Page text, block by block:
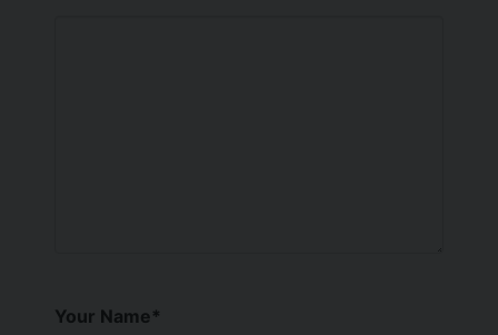
Your Name*